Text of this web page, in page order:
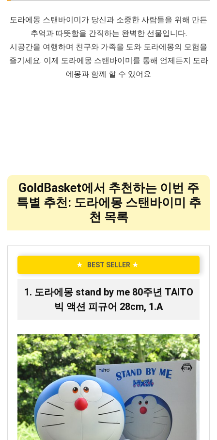
도라에몽 스탠바이미가 당신과 소중한 사람들을 위해 만든
추억과 따뜻함을 간직하는 완벽한 선물입니다.
시공간을 여행하며 친구와 가족을 도와 도라에몽의 모험을
즐기세요. 이제 도라에몽 스탠바이미를 통해 언제든지 도라
에몽과 함께 할 수 있어요
GoldBasket에서 추천하는 이번 주
특별 추천: 도라에몽 스탠바이미 추
천 목록
★ BEST SELLER ★
1. 도라에몽 stand by me 80주년 TAITO
빅 액션 피규어 28cm, 1.A